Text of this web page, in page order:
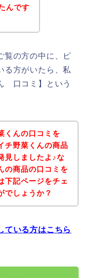
んです
覧の方の中に、ピ
る方がいたら、私
口コミ】という
くんの口コミを
チ野菜くんの商品
見しましたよ♪な
の商品の口コミを
下記ページをチェ
でしょうか？
ている方はこちら